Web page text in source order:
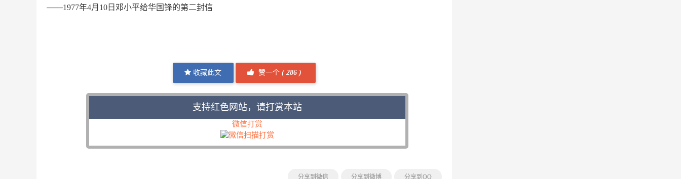
——1977年4月 10 日邓小平给华国锋的第二封信
收藏此文 赞一个( 286 )
支持红色网站，请打赏本站
微信打赏
分享到微信 分享到微博 分享到QQ